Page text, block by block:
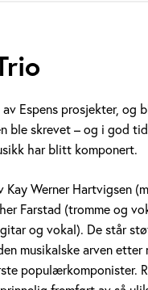
Espens prosjekter, og
ble skrevet – og i god
har blitt komponert.
Kay Werner Hartvigsen
Farstad (tromme og
og vokal). De står
musikalske arven etter
populærkomponister.